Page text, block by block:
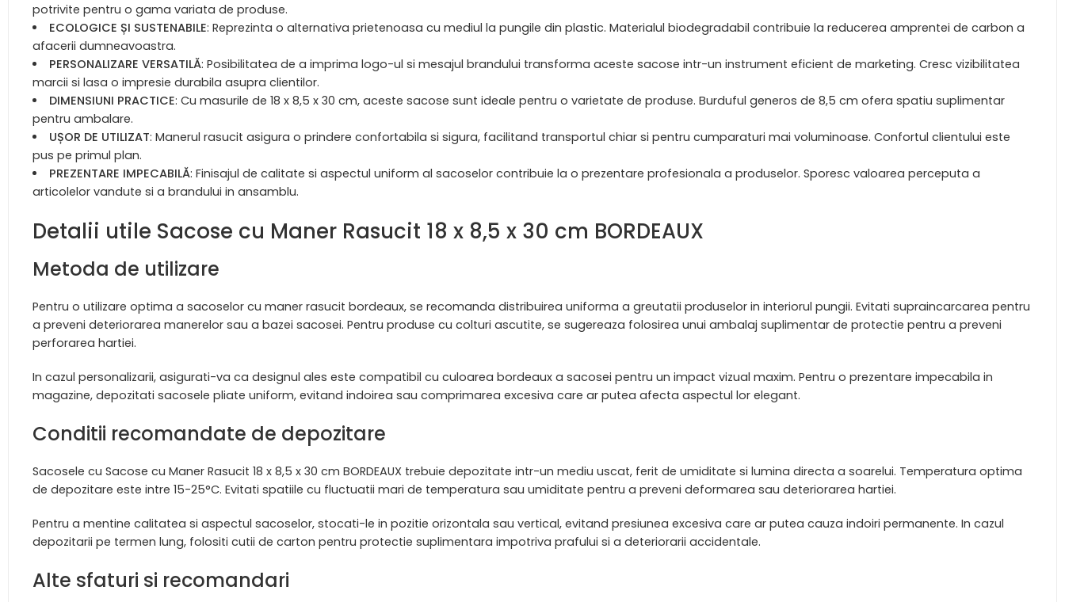
potrivite pentru o gama variata de produse.
ECOLOGICE ȘI SUSTENABILE: Reprezinta o alternativa prietenoasa cu mediul la pungile din plastic. Materialul biodegradabil contribuie la reducerea amprentei de carbon a
afacerii dumneavoastra.
PERSONALIZARE VERSATILĂ: Posibilitatea de a imprima logo-ul si mesajul brandului transforma aceste sacose intr-un instrument eficient de marketing. Cresc vizibilitatea
marcii si lasa o impresie durabila asupra clientilor.
DIMENSIUNI PRACTICE: Cu masurile de 18 x 8,5 x 30 cm, aceste sacose sunt ideale pentru o varietate de produse. Burduful generos de 8,5 cm ofera spatiu suplimentar
pentru ambalare.
UȘOR DE UTILIZAT: Manerul rasucit asigura o prindere confortabila si sigura, facilitand transportul chiar si pentru cumparaturi mai voluminoase. Confortul clientului este
pus pe primul plan.
PREZENTARE IMPECABILĂ: Finisajul de calitate si aspectul uniform al sacoselor contribuie la o prezentare profesionala a produselor. Sporesc valoarea perceputa a
articolelor vandute si a brandului in ansamblu.
Detalii utile Sacose cu Maner Rasucit 18 x 8,5 x 30 cm BORDEAUX
Metoda de utilizare
Pentru o utilizare optima a sacoselor cu maner rasucit bordeaux, se recomanda distribuirea uniforma a greutatii produselor in interiorul pungii. Evitati supraincarcarea pentru
a preveni deteriorarea manerelor sau a bazei sacosei. Pentru produse cu colturi ascutite, se sugereaza folosirea unui ambalaj suplimentar de protectie pentru a preveni
perforarea hartiei.
In cazul personalizarii, asigurati-va ca designul ales este compatibil cu culoarea bordeaux a sacosei pentru un impact vizual maxim. Pentru o prezentare impecabila in
magazine, depozitati sacosele pliate uniform, evitand indoirea sau comprimarea excesiva care ar putea afecta aspectul lor elegant.
Conditii recomandate de depozitare
Sacosele cu Sacose cu Maner Rasucit 18 x 8,5 x 30 cm BORDEAUX trebuie depozitate intr-un mediu uscat, ferit de umiditate si lumina directa a soarelui. Temperatura optima
de depozitare este intre 15-25°C. Evitati spatiile cu fluctuatii mari de temperatura sau umiditate pentru a preveni deformarea sau deteriorarea hartiei.
Pentru a mentine calitatea si aspectul sacoselor, stocati-le in pozitie orizontala sau vertical, evitand presiunea excesiva care ar putea cauza indoiri permanente. In cazul
depozitarii pe termen lung, folositi cutii de carton pentru protectie suplimentara impotriva prafului si a deteriorarii accidentale.
Alte sfaturi si recomandari